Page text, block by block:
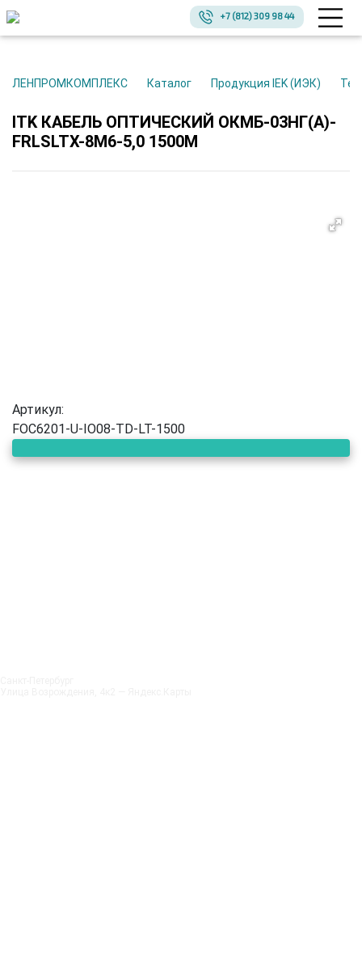
+7 (812) 309 98 44
ЛЕНПРОМКОМПЛЕКС Каталог Продукция IEK (ИЭК)
ITK КАБЕЛЬ ОПТИЧЕСКИЙ ОКМБ-03НГ(А)-
FRLSLTX-8М6-5,0 1500М
Артикул:
FOC6201-U-IO08-TD-LT-1500